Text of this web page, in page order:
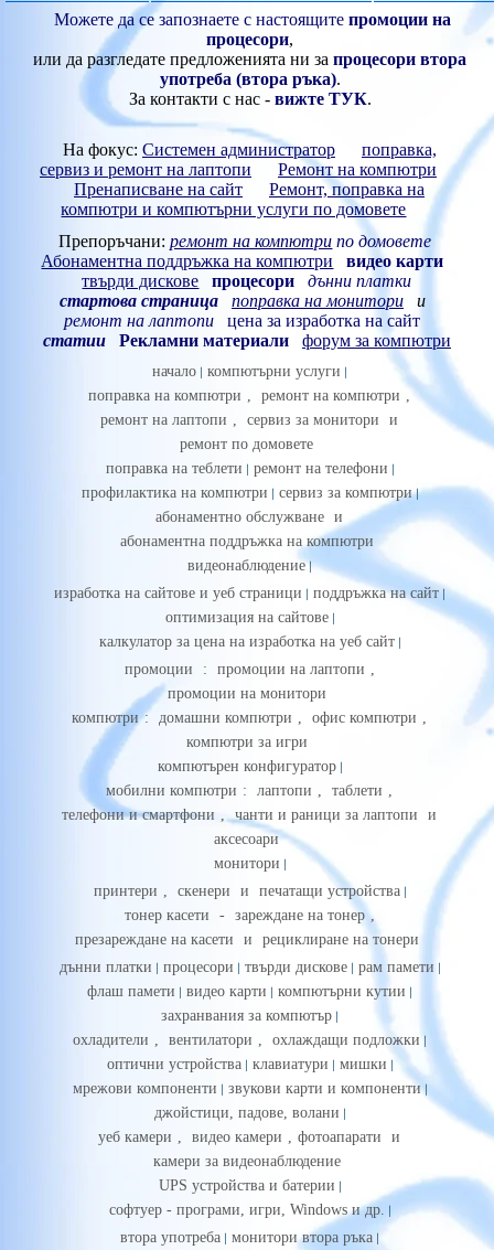
Можете да се запознаете с настоящитепромоции на
процесори,
или да разгледате предложенията ни запроцесори втора
употреба (втора ръка).
За контакти с нас - вижте ТУК.
На фокус: Системен администратор
поправка,
сервиз и ремонт на лаптопи
Ремонт на компютри
Пренаписване на сайт
Ремонт, поправка на
компютри и компютърни услуги по домовете
Препоръчани:ремонт на компютри по домовете
Абонаментна поддръжка на компютри
видео карти
твърди дискове
процесори
дънни платки
стартова страница
поправка на монитори и
ремонт на лаптопи
цена за изработка на сайт
статии
Рекламни материали форум за компютри
начало
компютърни услуги
поправка на компютри , ремонт на компютри ,
ремонт на лаптопи , сервиз за монитори
и
ремонт по домовете
поправка на теблети
ремонт на телефони
профилактика на компютри
сервиз за компютри
абонаментно обслужване и
абонаментна поддръжка на компютри
видеонаблюдение
изработка на сайтове и уеб страници
поддръжка на сайт
оптимизация на сайтове
калкулатор за цена на изработка на уеб сайт
промоции
: промоции на лаптопи ,
промоции на монитори
компютри : домашни компютри , офис компютри ,
компютри за игри
компютърен конфигуратор
мобилни компютри : лаптопи , таблети ,
телефони и смартфони , чанти и раници за лаптопи
и
аксесоари
монитори
принтери , скенери и
печатащи устройства
тонер касети
- зареждане на тонер ,
презареждане на касети
и
рециклиране на тонери
дънни платки
процесори твърди дискове
рам памети
флаш памети
видео карти
компютърни кутии
захранвания за компютър
охладители , вентилатори ,
охлаждащи подложки
оптични устройства
клавиатури
мишки
мрежови компоненти
звукови карти и компоненти
джойстици, падове, волани
уеб камери , видео камери , фотоапарати
и
камери за видеонаблюдение
UPS устройства и батерии
софтуер - програми, игри, Windows и др.
втора употреба
монитори втора ръка